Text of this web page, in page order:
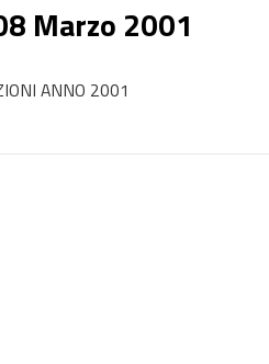
Marzo 2001
ANNO 2001